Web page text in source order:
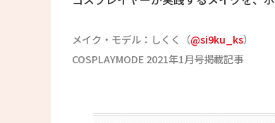
メイク・モデル：しくく（@si9ku_ks）
COSPLAYMODE 2021年1月号掲載記事